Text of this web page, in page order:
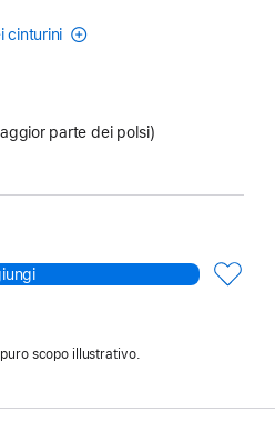
cinturini
parte dei polsi)
scopo illustrativo.